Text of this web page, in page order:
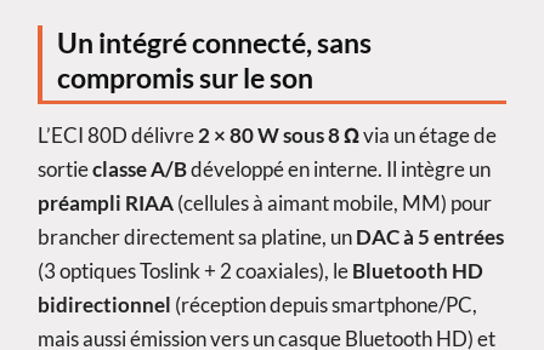
Un intégré connecté, sans
compromis sur le son
L’ECI 80D délivre2 × 80 W sous 8 Ωvia un étage de
sortieclasse A/Bdéveloppé en interne. Il intègre un
préampli RIAA(cellules à aimant mobile, MM) pour
brancher directement sa platine, unDAC à 5 entrées
(3 optiques Toslink + 2 coaxiales), leBluetooth HD
bidirectionnel (réception depuis smartphone/PC,
mais aussi émission vers un casque Bluetooth HD) et